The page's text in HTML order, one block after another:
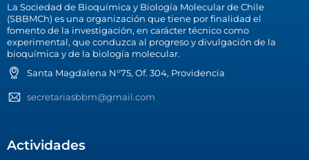
La Sociedad de Bioquímica y Biología Molecular de Chile
(SBBMCh) es una organización que tiene por finalidad el
fomento de la investigación, en carácter técnico como
experimental, que conduzca al progreso y divulgación de la
bioquímica y de la biología molecular.
Santa Magdalena N°75, Of. 304, Providencia
secretariasbbm@gmail.com
Actividades